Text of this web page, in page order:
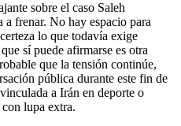
sobre el caso Saleh
frenar. No hay espacio para
lo que todavía exige
sí puede afirmarse es otra
que la tensión continúe,
pública durante este fin de
a Irán en deporte o
lupa extra.